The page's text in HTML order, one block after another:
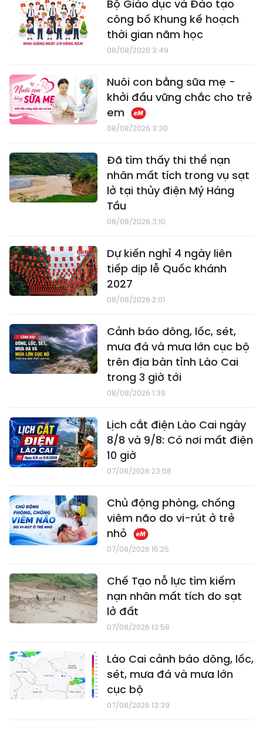
Bộ Giáo dục và Đào tạo
công bố Khung kế hoạch
thời gian năm học
08/08/2026 3:49
Nuôi con bằng sữa mẹ -
khởi đầu vững chắc cho trẻ
em
08/08/2026 3:30
Đã tìm thấy thi thể nạn
nhân mất tích trong vụ sạt
lở tại thủy điện Mý Háng
Tầu
08/08/2026 3:10
Dự kiến nghỉ 4 ngày liên
tiếp dịp lễ Quốc khánh
2027
08/08/2026 2:01
Cảnh báo dông, lốc, sét,
mưa đá và mưa lớn cục bộ
trên địa bàn tỉnh Lào Cai
trong 3 giờ tới
08/08/2026 1:39
Lịch cắt điện Lào Cai ngày
8/8 và 9/8: Có nơi mất điện
10 giờ
07/08/2026 23:08
Chủ động phòng, chống
viêm não do vi-rút ở trẻ
nhỏ
07/08/2026 15:25
Chế Tạo nỗ lực tìm kiếm
nạn nhân mất tích do sạt
lở đất
07/08/2026 13:58
Lào Cai cảnh báo dông, lốc,
sét, mưa đá và mưa lớn
cục bộ
07/08/2026 13:39